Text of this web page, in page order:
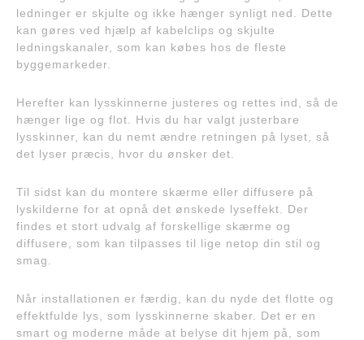
ledninger er skjulte og ikke hænger synligt ned. Dette
kan gøres ved hjælp af kabelclips og skjulte
ledningskanaler, som kan købes hos de fleste
byggemarkeder.
Herefter kan lysskinnerne justeres og rettes ind, så de
hænger lige og flot. Hvis du har valgt justerbare
lysskinner, kan du nemt ændre retningen på lyset, så
det lyser præcis, hvor du ønsker det.
Til sidst kan du montere skærme eller diffusere på
lyskilderne for at opnå det ønskede lyseffekt. Der
findes et stort udvalg af forskellige skærme og
diffusere, som kan tilpasses til lige netop din stil og
smag.
Når installationen er færdig, kan du nyde det flotte og
effektfulde lys, som lysskinnerne skaber. Det er en
smart og moderne måde at belyse dit hjem på, som